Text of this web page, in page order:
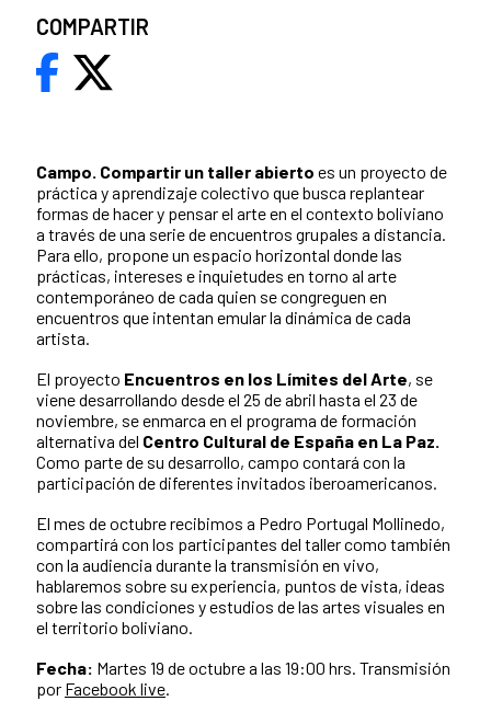
Campo. Compartir un taller abierto es un proyecto de
práctica y aprendizaje colectivo que busca replantear
formas de hacer y pensar el arte en el contexto boliviano
a través de una serie de encuentros grupales a distancia.
Para ello, propone un espacio horizontal donde las
prácticas, intereses e inquietudes en torno al arte
contemporáneo de cada quien se congreguen en
encuentros que intentan emular la dinámica de cada
artista.
El proyecto Encuentros en los Límites del Arte, se
viene desarrollando desde el 25 de abril hasta el 23 de
noviembre, se enmarca en el programa de formación
alternativa del Centro Cultural de España en La Paz.
Como parte de su desarrollo, campo contará con la
participación de diferentes invitados iberoamericanos.
El mes de octubre recibimos a Pedro Portugal Mollinedo,
compartirá con los participantes del taller como también
con la audiencia durante la transmisión en vivo,
hablaremos sobre su experiencia, puntos de vista, ideas
sobre las condiciones y estudios de las artes visuales en
el territorio boliviano.
Fecha: Martes 19 de octubre a las 19:00 hrs. Transmisión
por Facebook live.
COMPARTIR